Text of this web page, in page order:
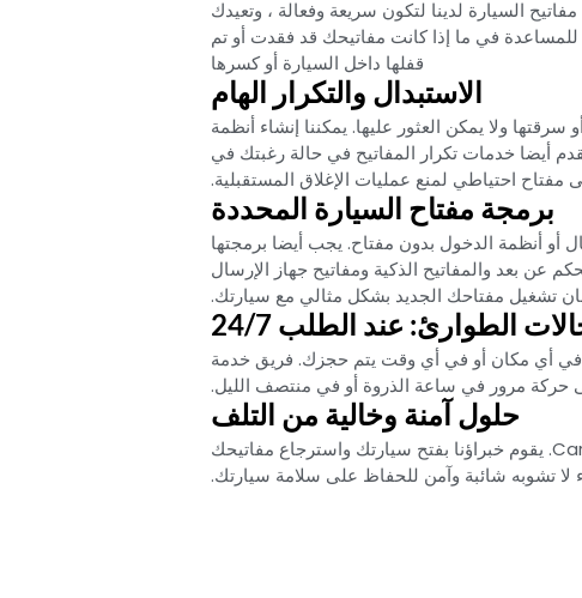
السيارة لدينا لتكون سريعة وفعالة ، وتعيدك
في ما إذا كانت مفاتيحك قد فقدت أو تم
قفلها داخل السيارة أو كسرها‏
‏الاستبدال والتكرار الهام‏
ولا يمكن العثور عليها. يمكننا إنشاء أنظمة
أيضا خدمات تكرار المفاتيح في حالة رغبتك في
احتياطي لمنع عمليات الإغلاق المستقبلية.‏
‏برمجة مفتاح السيارة المحددة‏
أو أنظمة الدخول بدون مفتاح. يجب أيضا برمجتها
بعد والمفاتيح الذكية ومفاتيح جهاز الإرسال
تشغيل مفتاحك الجديد بشكل مثالي مع سيارتك.‏
الطوارئ: عند الطلب 24/7‏
دبي أنه يمكننا المساعدة في أي مكان أو في أي وقت يتم حجزك. فريق خدمة
حركة مرور في ساعة الذروة أو في منتصف الليل.‏
‏حلول آمنة وخالية من التلف‏
‏السلامة والعلاج الخالي من التلف هي الأولويات في Car Garage Expert. يقوم خبراؤنا بفتح سيارتك واسترجاع مفاتيحك
لا تشوبه شائبة وآمن للحفاظ على سلامة سيارتك.‏